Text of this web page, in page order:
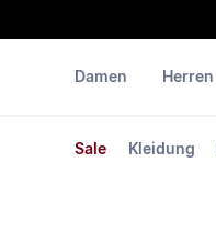
Damen
Sale Kleidung
Herren